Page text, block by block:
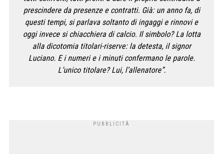
prescindere da presenze e contratti. Già: un anno fa, di
questi tempi, si parlava soltanto di ingaggi e rinnovi e
oggi invece si chiacchiera di calcio. Il simbolo? La lotta
alla dicotomia titolari-riserve: la detesta, il signor
Luciano. E i numeri e i minuti confermano le parole.
L’unico titolare? Lui, l’allenatore”.